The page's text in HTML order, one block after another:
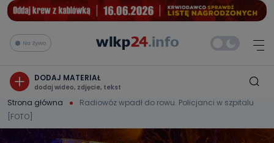
Na żywo
DODAJ MATERIAŁ
dodaj wideo, zdjęcie, tekst
Strona główna
Radiowóz wpadł do rowu. Policjanci w szpitalu
[FOTO]